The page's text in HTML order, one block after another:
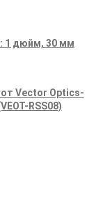
1 дюйм, 30 мм
Vector Optics-
RSS08)